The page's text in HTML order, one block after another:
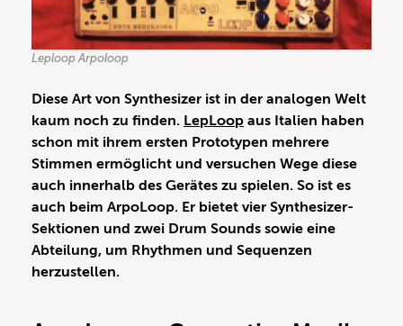
Leploop Arpoloop
Diese Art von Synthesizer ist in der analogen Welt
kaum noch zu finden. LepLoop aus Italien haben
schon mit ihrem ersten Prototypen mehrere
Stimmen ermöglicht und versuchen Wege diese
auch innerhalb des Gerätes zu spielen. So ist es
auch beim ArpoLoop. Er bietet vier Synthesizer-
Sektionen und zwei Drum Sounds sowie eine
Abteilung, um Rhythmen und Sequenzen
herzustellen.